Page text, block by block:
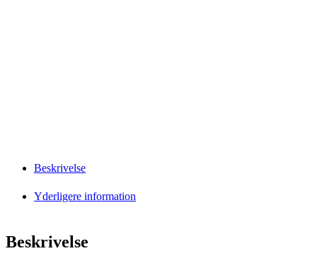
Beskrivelse
Yderligere information
Beskrivelse